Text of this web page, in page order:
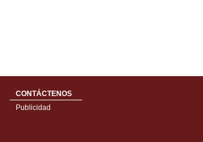
CONTÁCTENOS
Publicidad